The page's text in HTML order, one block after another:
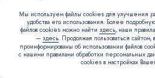
Хороший отзыв — с
описанием исходной
процесса и результата. Чем
признаков реального опыта,
Мы используем файлы cookies для улучшения
удобства его использования. Более
файлов cookies можно найти здесь, наши
— здесь. Продолжая пользоваться
проинформированы об использовании файлов
с нашими правилами обработки персональных
cookies в настройках